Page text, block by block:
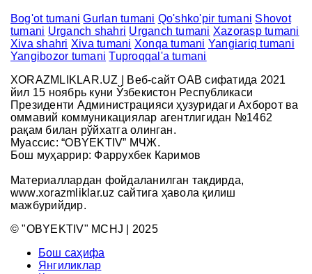
Bog'ot tumani Gurlan tumani Qo'shko'pir tumani Shovot
tumani Urganch shahri Urganch tumani Xazorasp tumani
Xiva shahri Xiva tumani Xonqa tumani Yangiariq tumani
Yangibozor tumani Tuproqqal'a tumani
XORAZMLIKLAR.UZ | Веб-сайт ОАВ сифатида 2021
йил 15 ноябрь куни Ўзбекистон Республикаси
Президенти Администрацияси ҳузуридаги Ахборот ва
оммавий коммуникациялар агентлигидан №1462
рақам билан рўйхатга олинган.
Муассис: “OBYEKTIV” МЧЖ.
Бош муҳаррир: Фаррухбек Каримов
Материаллардан фойдаланилган тақдирда,
www.xorazmliklar.uz сайтига ҳавола қилиш
мажбурийдир.
© "OBYEKTIV" MCHJ | 2025
Бош саҳифа
Янгиликлар